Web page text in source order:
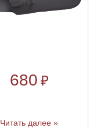
680 ₽
Читать далее »